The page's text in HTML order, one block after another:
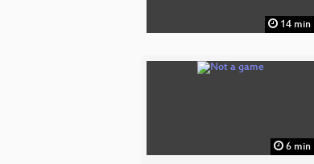
14 min
6 min